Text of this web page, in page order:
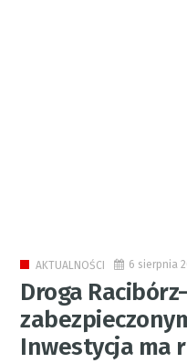
AKTUALNOŚCI 6 sierpnia
Droga
Inwestycja ma